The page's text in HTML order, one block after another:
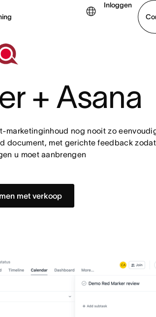
Inloggen
+ Asana
marketinginhoud nog nooit zo
document, met gerichte feedback
u moet aanbrengen
met verkoop